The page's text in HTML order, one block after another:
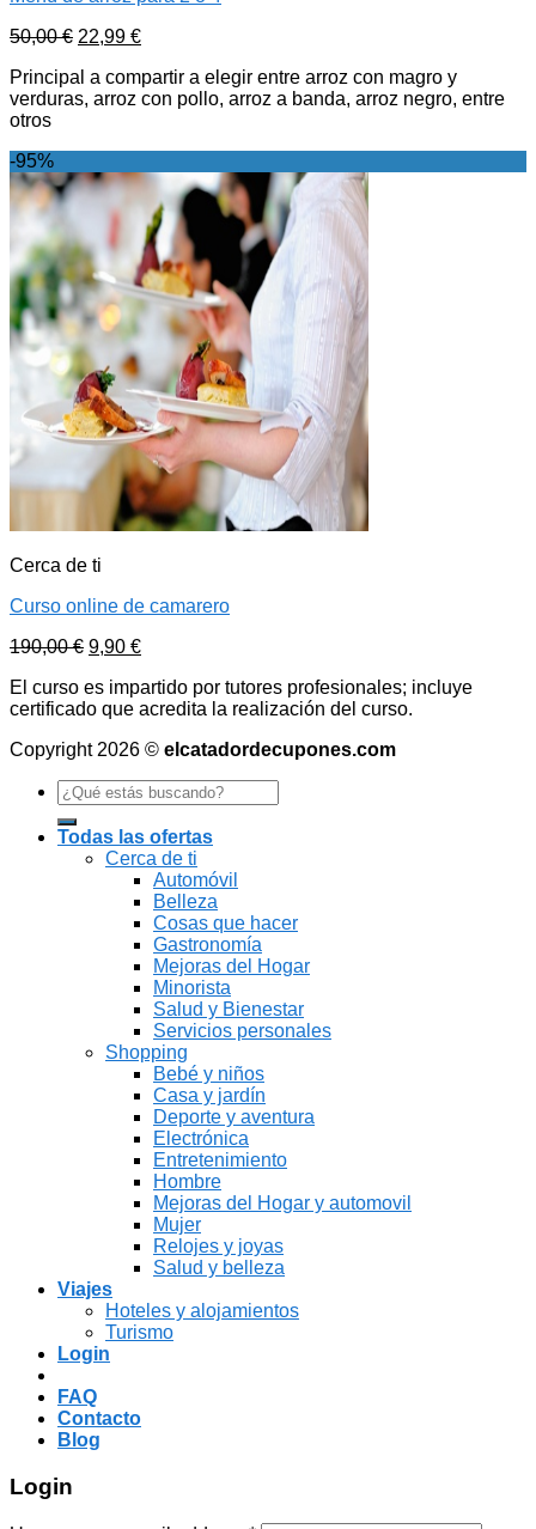
50,00€ 22,99 €
Principal a compartir a elegir entre arroz con magro y
verduras, arroz con pollo, arroz a banda, arroz negro, entre
otros
-95%
Cerca de ti
Curso online de camarero
190,00€ 9,90 €
El curso es impartido por tutores profesionales; incluye
certificado que acredita la realización del curso.
Copyright 2026 © elcatadordecupones.com
Search
for:
Todas las ofertas
Cerca de ti
Automóvil
Belleza
Cosas que hacer
Gastronomía
Mejoras del Hogar
Minorista
Salud y Bienestar
Servicios personales
Shopping
Bebé y niños
Casa y jardín
Deporte y aventura
Electrónica
Entretenimiento
Hombre
Mejoras del Hogar y automovil
Mujer
Relojes y joyas
Salud y belleza
Viajes
Hoteles y alojamientos
Turismo
Login
FAQ
Contacto
Blog
Login